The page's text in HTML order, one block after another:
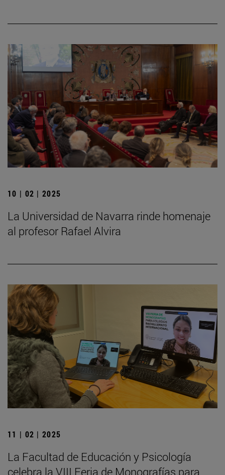
10 | 02 | 2025
La Universidad de Navarra rinde homenaje
al profesor Rafael Alvira
11 | 02 | 2025
La Facultad de Educación y Psicología
celebra la VIII Feria de Monografías para